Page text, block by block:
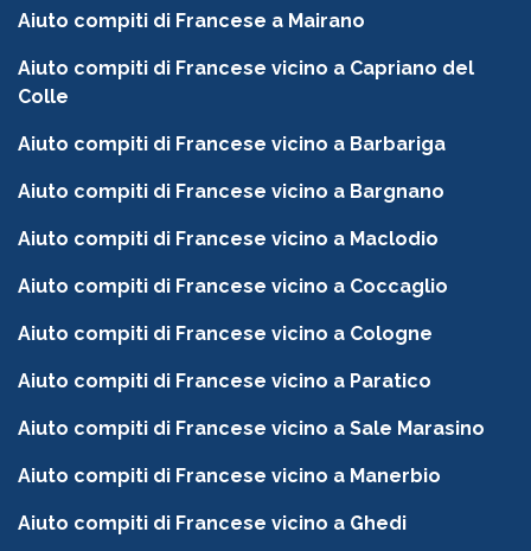
Aiuto compiti di Francese a Mairano
Aiuto compiti di Francese vicino a Capriano del
Colle
Aiuto compiti di Francese vicino a Barbariga
Aiuto compiti di Francese vicino a Bargnano
Aiuto compiti di Francese vicino a Maclodio
Aiuto compiti di Francese vicino a Coccaglio
Aiuto compiti di Francese vicino a Cologne
Aiuto compiti di Francese vicino a Paratico
Aiuto compiti di Francese vicino a Sale Marasino
Aiuto compiti di Francese vicino a Manerbio
Aiuto compiti di Francese vicino a Ghedi